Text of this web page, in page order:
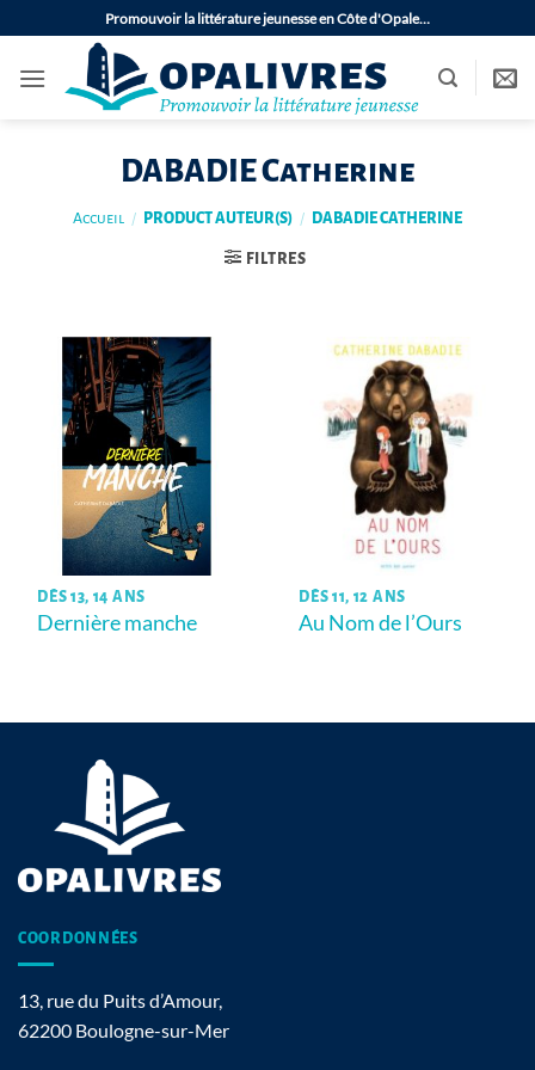
au
contenu
Promouvoir la littérature jeunesse en Côte d'Opale…
DABADIE Catherine
Accueil / PRODUCT AUTEUR(S) / DABADIE CATHERINE
FILTRES
DÈS 13, 14 ANS
Dernière manche
DÈS 11, 12 ANS
Au Nom de l’Ours
COORDONNÉES
13, rue du Puits d’Amour,
62200 Boulogne-sur-Mer